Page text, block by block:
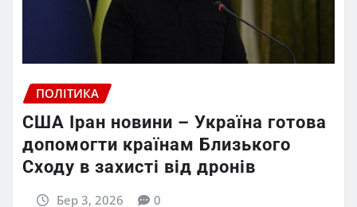
ПОЛІТИКА
США Іран новини – Україна готова
допомогти країнам Близького
Сходу в захисті від дронів
Бер 3, 2026 0